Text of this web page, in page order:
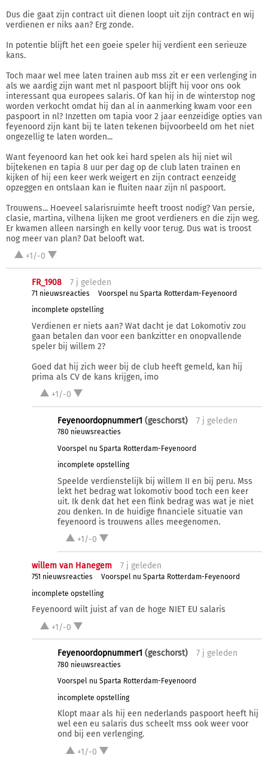
Dus die gaat zijn contract uit dienen loopt uit zijn contract en wij
verdienen er niks aan? Erg zonde.
In potentie blijft het een goeie speler hij verdient een serieuze
kans.
Toch maar wel mee laten trainen aub mss zit er een verlenging in
als we aardig zijn want met nl paspoort blijft hij voor ons ook
interessant qua europees salaris. Of kan hij in de winterstop nog
worden verkocht omdat hij dan al in aanmerking kwam voor een
paspoort in nl? Inzetten om tapia voor 2 jaar eenzeidige opties van
feyenoord zijn kant bij te laten tekenen bijvoorbeeld om het niet
ongezellig te laten worden...
Want feyenoord kan het ook kei hard spelen als hij niet wil
bijtekenen en tapia 8 uur per dag op de club laten trainen en
kijken of hij een keer werk weigert en zijn contract eenzeidg
opzeggen en ontslaan kan ie fluiten naar zijn nl paspoort.
Trouwens... Hoeveel salarisruimte heeft troost nodig? Van persie,
clasie, martina, vilhena lijken me groot verdieners en die zijn weg.
Er kwamen alleen narsingh en kelly voor terug. Dus wat is troost
nog meer van plan? Dat belooft wat.
+1/-0
FR_1908 7 j geleden
71 nieuwsreacties
Voorspel nu Sparta Rotterdam-Feyenoord
incomplete opstelling
Verdienen er niets aan? Wat dacht je dat Lokomotiv zou
gaan betalen dan voor een bankzitter en onopvallende
speler bij willem 2?
Goed dat hij zich weer bij de club heeft gemeld, kan hij
prima als CV de kans krijgen, imo
+1/-0
Feyenoordopnummer1 (geschorst) 7 j geleden
780 nieuwsreacties
Voorspel nu Sparta Rotterdam-Feyenoord
incomplete opstelling
Speelde verdienstelijk bij willem II en bij peru. Mss
lekt het bedrag wat lokomotiv bood toch een keer
uit. Ik denk dat het een flink bedrag was wat je niet
zou denken. In de huidige financiele situatie van
feyenoord is trouwens alles meegenomen.
+1/-0
willem van Hanegem 7 j geleden
751 nieuwsreacties
Voorspel nu Sparta Rotterdam-Feyenoord
incomplete opstelling
Feyenoord wilt juist af van de hoge NIET EU salaris
+1/-0
Feyenoordopnummer1 (geschorst) 7 j geleden
780 nieuwsreacties
Voorspel nu Sparta Rotterdam-Feyenoord
incomplete opstelling
Klopt maar als hij een nederlands paspoort heeft hij
wel een eu salaris dus scheelt mss ook weer voor
ond bij een verlenging.
+1/-0